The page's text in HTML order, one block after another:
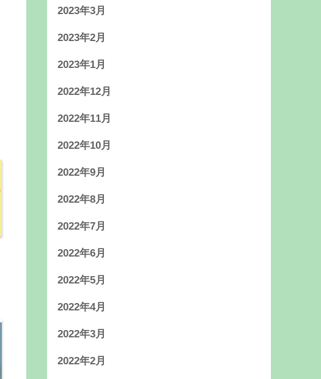
2023年3月
2023年2月
2023年1月
2022年12月
2022年11月
2022年10月
2022年9月
2022年8月
2022年7月
2022年6月
2022年5月
2022年4月
2022年3月
2022年2月